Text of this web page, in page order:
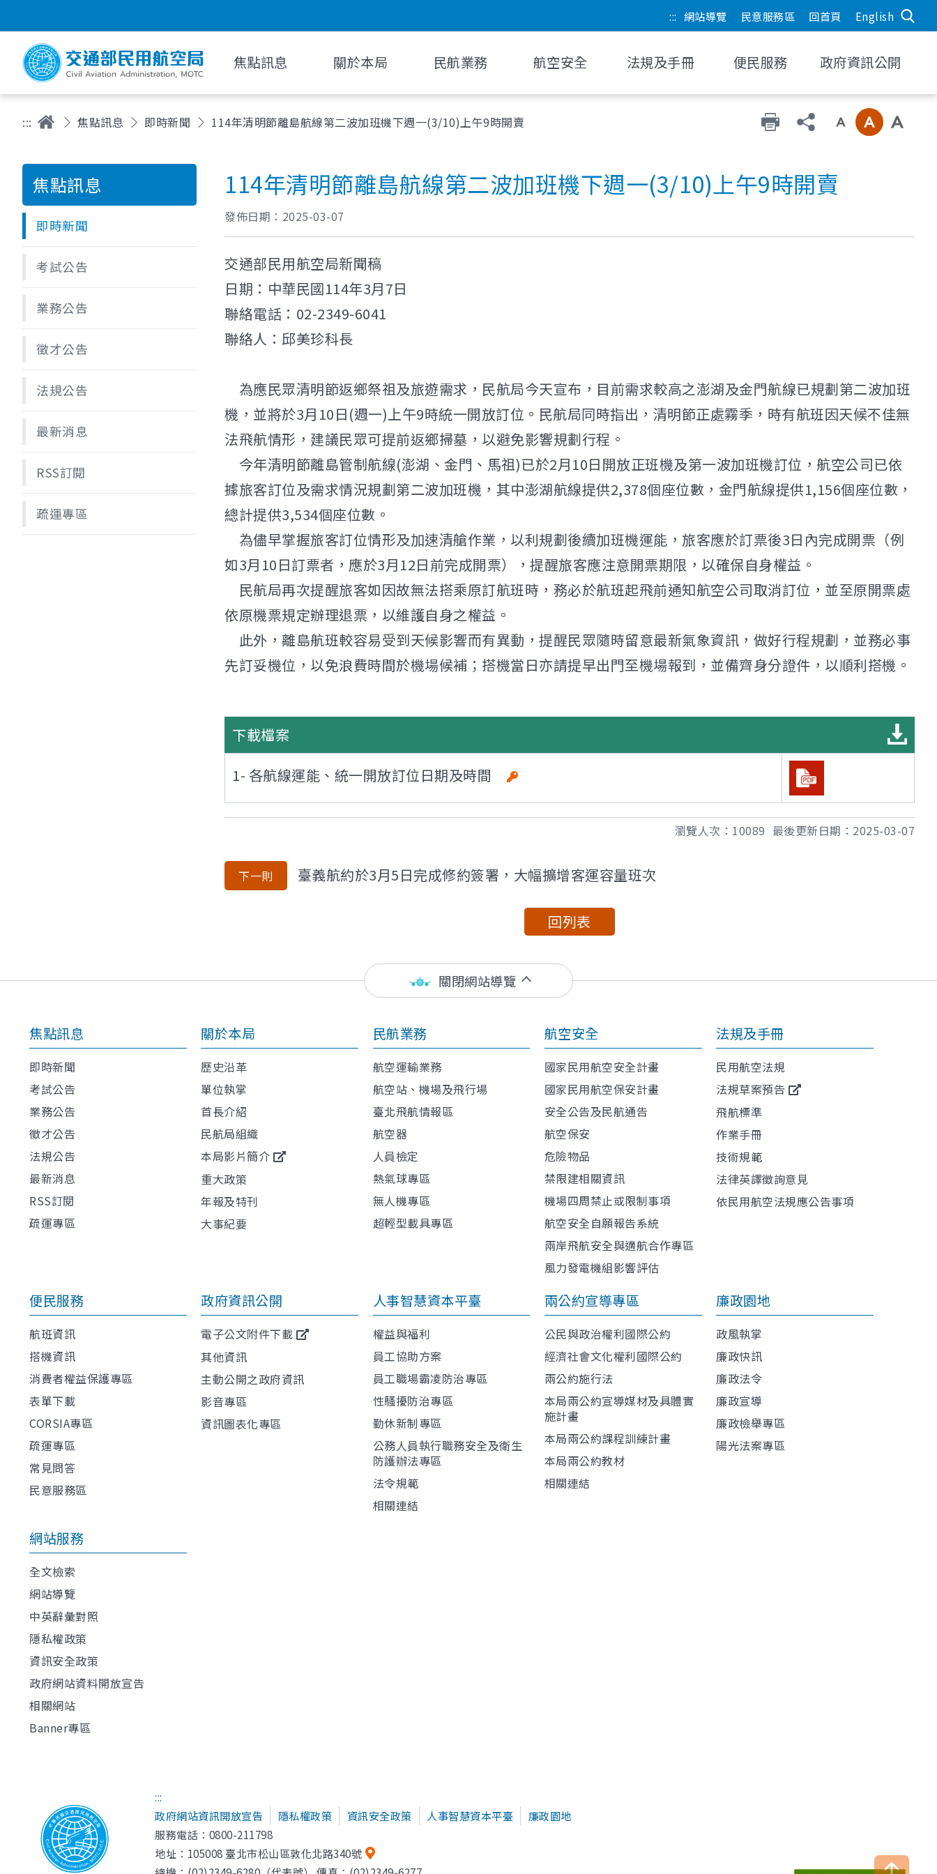
::: 網站導覽 民意服務區 回首頁 English
焦點訊息 關於本局 民航業務 航空安全 法規及手冊 便民服務 政府資訊公開
::: 焦點訊息 即時新聞 114年清明節離島航線第二波加班機下週一(3/10)上午9時開賣
焦點訊息
即時新聞
考試公告
業務公告
徵才公告
法規公告
最新消息
RSS訂閱
疏運專區
114年清明節離島航線第二波加班機下週一(3/10)上午9時開賣
發佈日期： 2025-03-07
交通部民用航空局新聞稿
日期：中華民國114年3月7日
聯絡電話：02-2349-6041
聯絡人：邱美珍科長
為應民眾清明節返鄉祭祖及旅遊需求，民航局今天宣布，目前需求較高之澎湖及金門航線已規劃第二波加班
機，並將於3月10日(週一)上午9時統一開放訂位。民航局同時指出，清明節正處霧季，時有航班因天候不佳無
法飛航情形，建議民眾可提前返鄉掃墓，以避免影響規劃行程。
今年清明節離島管制航線(澎湖、金門、馬祖)已於2月10日開放正班機及第一波加班機訂位，航空公司已依
據旅客訂位及需求情況規劃第二波加班機，其中澎湖航線提供2,378個座位數，金門航線提供1,156個座位數，
總計提供3,534個座位數。
為儘早掌握旅客訂位情形及加速清艙作業，以利規劃後續加班機運能，旅客應於訂票後3日內完成開票（例
如3月10日訂票者，應於3月12日前完成開票），提醒旅客應注意開票期限，以確保自身權益。
民航局再次提醒旅客如因故無法搭乘原訂航班時，務必於航班起飛前通知航空公司取消訂位，並至原開票處
依原機票規定辦理退票，以維護自身之權益。
此外，離島航班較容易受到天候影響而有異動，提醒民眾隨時留意最新氣象資訊，做好行程規劃，並務必事
先訂妥機位，以免浪費時間於機場候補；搭機當日亦請提早出門至機場報到，並備齊身分證件，以順利搭機。
下載檔案
1- 各航線運能、統一開放訂位日期及時間
瀏覽人次： 10089 最後更新日期： 2025-03-07
下一則 臺義航約於3月5日完成修約簽署，大幅擴增客運容量班次
回列表
關閉網站導覽
焦點訊息
即時新聞
考試公告
業務公告
徵才公告
法規公告
最新消息
RSS訂閱
疏運專區
關於本局
歷史沿革
單位執掌
首長介紹
民航局組織
本局影片簡介
重大政策
年報及特刊
大事紀要
民航業務
航空運輸業務
航空站、機場及飛行場
臺北飛航情報區
航空器
人員檢定
熱氣球專區
無人機專區
超輕型載具專區
航空安全
國家民用航空安全計畫
國家民用航空保安計畫
安全公告及民航通告
航空保安
危險物品
禁限建相關資訊
機場四周禁止或限制事項
航空安全自願報告系統
兩岸飛航安全與適航合作專區
風力發電機組影響評估
法規及手冊
民用航空法規
法規草案預告
飛航標準
作業手冊
技術規範
法律英譯徵詢意見
依民用航空法規應公告事項
便民服務
航班資訊
搭機資訊
消費者權益保護專區
表單下載
CORSIA專區
疏運專區
常見問答
民意服務區
政府資訊公開
電子公文附件下載
其他資訊
主動公開之政府資訊
影音專區
資訊圖表化專區
人事智慧資本平臺
權益與福利
員工協助方案
員工職場霸凌防治專區
性騷擾防治專區
勤休新制專區
公務人員執行職務安全及衛生
防護辦法專區
法令規範
相關連結
兩公約宣導專區
公民與政治權利國際公約
經濟社會文化權利國際公約
兩公約施行法
本局兩公約宣導媒材及具體實
施計畫
本局兩公約課程訓練計畫
本局兩公約教材
相關連結
廉政園地
政風執掌
廉政快訊
廉政法令
廉政宣導
廉政檢舉專區
陽光法案專區
網站服務
全文檢索
網站導覽
中英辭彙對照
隱私權政策
資訊安全政策
政府網站資料開放宣告
相關網站
Banner專區
:::
政府網站資訊開放宣告
隱私權政策 資訊安全政策 人事智慧資本平臺
廉政園地
服務電話：0800-211798
地址： 105008 臺北市松山區敦化北路340號